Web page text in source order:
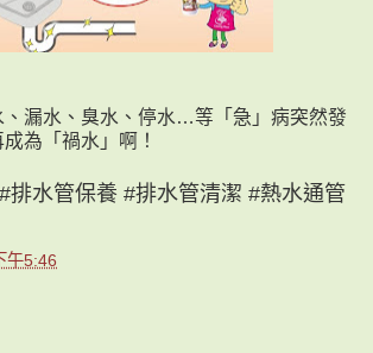
、漏水、臭水、停水…等「急」病突然發
為「禍水」啊！
排水管保養 #排水管清潔 #熱水通管
下午5:46